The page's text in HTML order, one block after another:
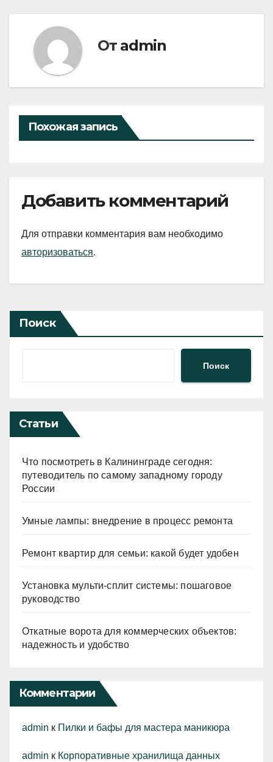
От admin
Похожая запись
Добавить комментарий
Для отправки комментария вам необходимо
авторизоваться.
Поиск
Поиск
Статьи
Что посмотреть в Калининграде сегодня:
путеводитель по самому западному городу
России
Умные лампы: внедрение в процесс ремонта
Ремонт квартир для семьи: какой будет удобен
Установка мульти-сплит системы: пошаговое
руководство
Откатные ворота для коммерческих объектов:
надежность и удобство
Комментарии
admin к Пилки и бафы для мастера маникюра
admin к Корпоративные хранилища данных